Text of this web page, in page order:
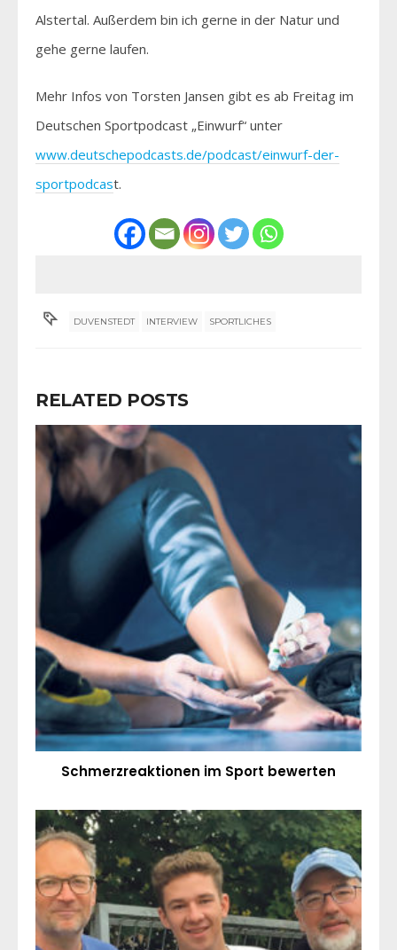
Alstertal. Außerdem bin ich gerne in der Natur und
gehe gerne laufen.
Mehr Infos von Torsten Jansen gibt es ab Freitag im
Deutschen Sportpodcast „Einwurf“ unter
www.deutschepodcasts.de/podcast/einwurf-der-
sportpodcast.
DUVENSTEDT INTERVIEW SPORTLICHES
RELATED POSTS
Schmerzreaktionen im Sport bewerten